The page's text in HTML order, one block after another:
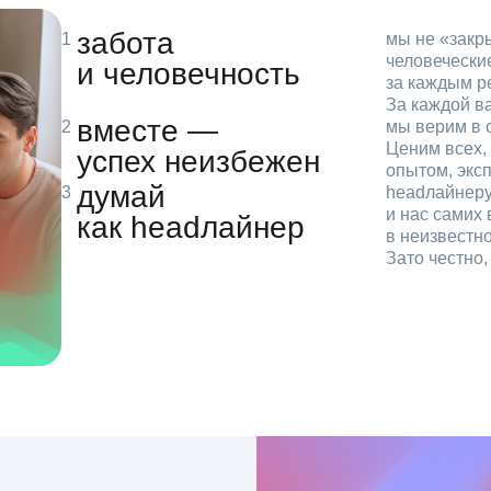
забота
и человечность
мы не
за каждым
За каждой
вместе —
успех неизбежен
мы верим в
Ценим всех,
опытом,
думай
как headлайнер
и нас самих
в
Зато